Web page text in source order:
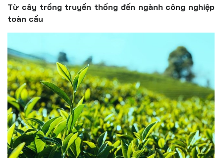
Từ cây trồng truyền thống đến ngành công nghiệp
toàn cầu